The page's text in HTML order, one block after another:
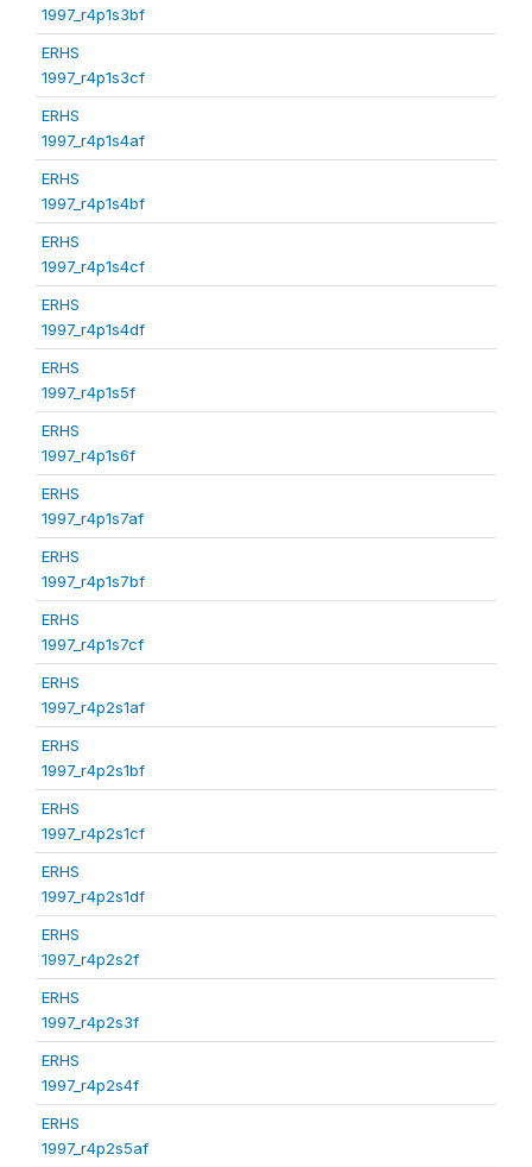
1997_r4p1s3bf
ERHS
1997_r4p1s3cf
ERHS
1997_r4p1s4af
ERHS
1997_r4p1s4bf
ERHS
1997_r4p1s4cf
ERHS
1997_r4p1s4df
ERHS
1997_r4p1s5f
ERHS
1997_r4p1s6f
ERHS
1997_r4p1s7af
ERHS
1997_r4p1s7bf
ERHS
1997_r4p1s7cf
ERHS
1997_r4p2s1af
ERHS
1997_r4p2s1bf
ERHS
1997_r4p2s1cf
ERHS
1997_r4p2s1df
ERHS
1997_r4p2s2f
ERHS
1997_r4p2s3f
ERHS
1997_r4p2s4f
ERHS
1997_r4p2s5af